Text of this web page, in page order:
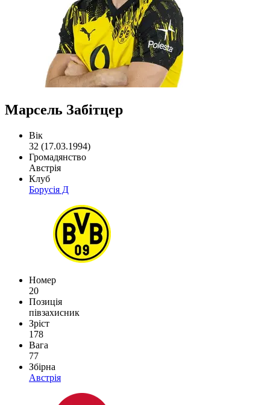
Марсель Забітцер
Вік
32 (17.03.1994)
Громадянство
Австрія
Клуб
Борусія Д
Номер
20
Позиція
півзахисник
Зріст
178
Вага
77
Збірна
Австрія